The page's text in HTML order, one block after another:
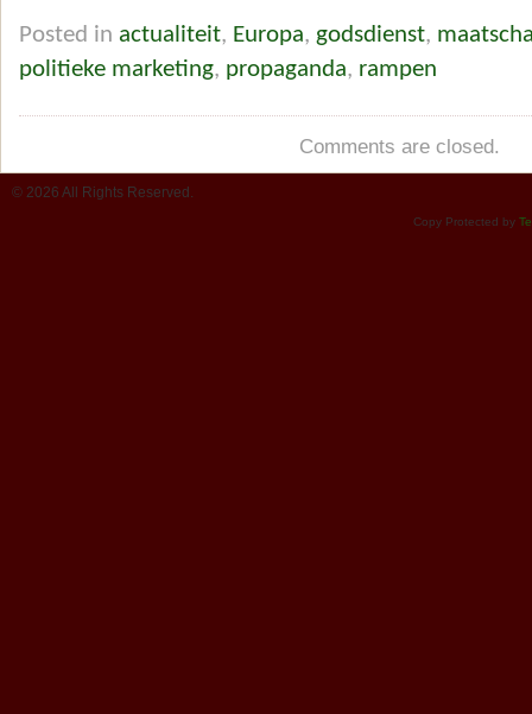
Posted in actualiteit, Europa, godsdienst,
politieke marketing, propaganda, rampen
Comments are closed.
© 2026 All Rights Reserved.
Copy Protected by